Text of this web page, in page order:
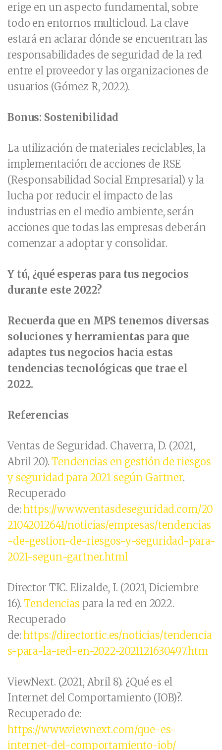
erige en un aspecto fundamental, sobre
todo en entornos multicloud. La clave
estará en aclarar dónde se encuentran las
responsabilidades de seguridad de la red
entre el proveedor y las organizaciones de
usuarios (Gómez R, 2022).
Bonus: Sostenibilidad
La utilización de materiales reciclables, la
implementación de acciones de RSE
(Responsabilidad Social Empresarial) y la
lucha por reducir el impacto de las
industrias en el medio ambiente, serán
acciones que todas las empresas deberán
comenzar a adoptar y consolidar.
Y tú, ¿qué esperas para tus negocios
durante este 2022?
Recuerda que en MPS tenemos diversas
soluciones y herramientas para que
adaptes tus negocios hacia estas
tendencias tecnológicas que trae el
2022.
Referencias
Ventas de Seguridad. Chaverra, D. (2021,
Abril 20).Tendencias en gestión de riesgos
y seguridad para 2021 según Gartner.
Recuperado
de: https://www.ventasdeseguridad.com/20
21042012641/noticias/empresas/tendencias
-de-gestion-de-riesgos-y-seguridad-para-
2021-segun-gartner.html
Director TIC. Elizalde, I. (2021, Diciembre
16).Tendencias para la red en 2022.
Recuperado
de: https://directortic.es/noticias/tendencia
s-para-la-red-en-2022-2021121630497.htm
ViewNext. (2021, Abril 8). ¿Qué es el
Internet del Comportamiento (IOB)?.
Recuperado de:
https://www.viewnext.com/que-es-
internet-del-comportamiento-iob/